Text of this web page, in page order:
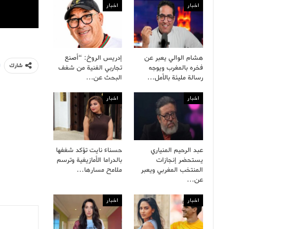
شارك
اخبار
هشام الوالي يعبر عن
فخره بالمغرب ويوجه
رسالة مليئة بالأمل…
اخبار
إدريس الروخ: “أصنع
تجاربي الفنية من شغف
البحث عن…
اخبار
عبد الرحيم المنياري
يستحضر إنجازات
المنتخب المغربي ويعبر
عن…
اخبار
حسناء نايت تؤكد شغفها
بالدراما الأمازيغية وترسم
ملامح مسارها…
اخبار اخبار